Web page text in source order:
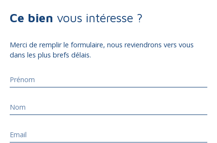
Ce bien vous intéresse ?
Merci de remplir le formulaire, nous reviendrons vers vous
dans les plus brefs délais.
Prénom
Nom
Email